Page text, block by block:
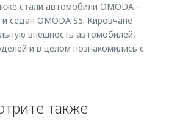
стали автомобили OMODA –
седан OMODA S5. Кировчане
внешность автомобилей,
и в целом познакомились с
также